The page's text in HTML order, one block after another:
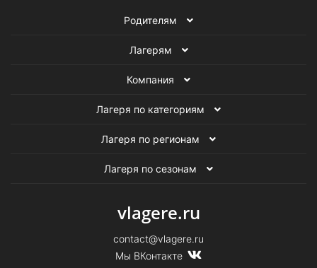
Родителям
Лагерям
Компания
Лагеря по категориям
Лагеря по регионам
Лагеря по сезонам
vlagere.ru
contact@vlagere.ru
Мы ВКонтакте